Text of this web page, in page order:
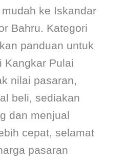
ke Iskandar
Bahru. Kategori
panduan untuk
Kangkar Pulai
nilai pasaran,
beli, sediakan
dan menjual
cepat, selamat
pasaran